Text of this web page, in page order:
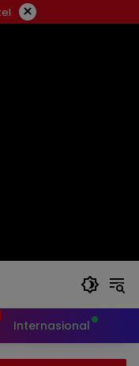
×
Internasional